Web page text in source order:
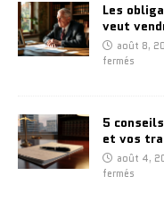
Les
veut
août 8,
fermés
5
et vos
août 4,
fermés